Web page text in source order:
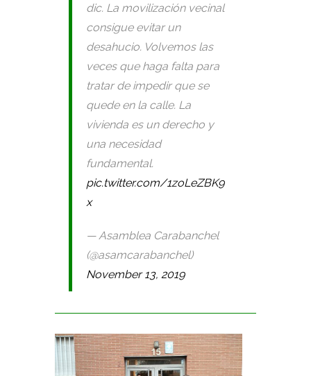
dic. La movilización vecinal
consigue evitar un
desahucio. Volvemos las
veces que haga falta para
tratar de impedir que se
quede en la calle. La
vivienda es un derecho y
una necesidad
fundamental.
pic.twitter.com/1zoLeZBK9
x
— Asamblea Carabanchel
(@asamcarabanchel)
November 13, 2019